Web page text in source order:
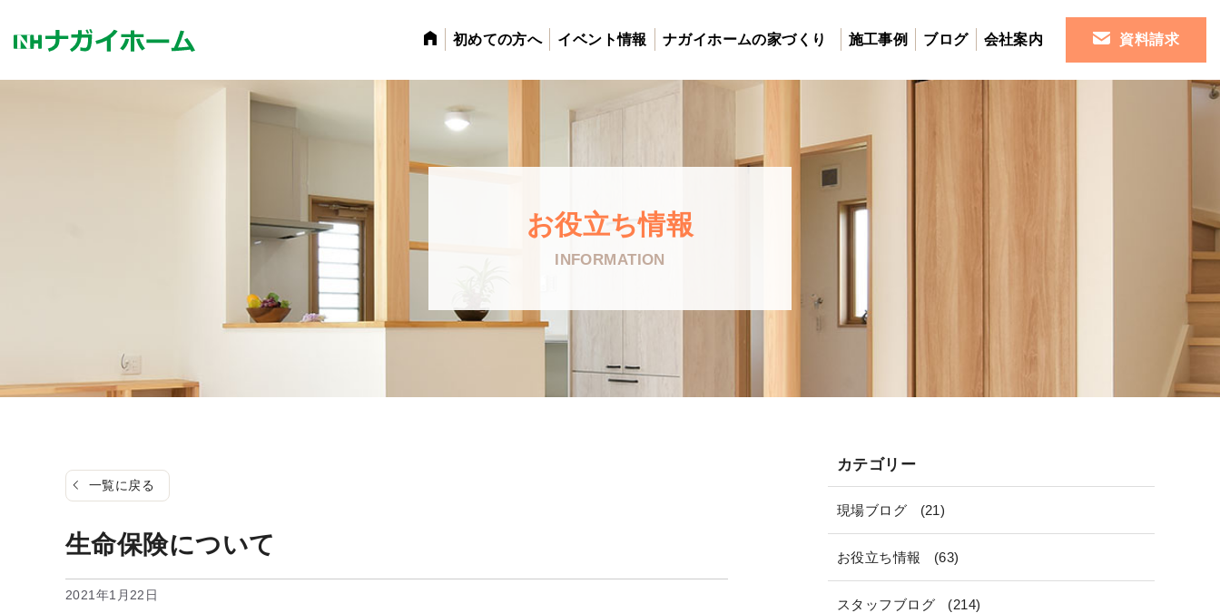
ン
初めての方へ イベント情報 ナガイホームの家づくり 施工事例 ブログ 会社案内 資料請求
お役立ち情報
INFORMATION
一覧に戻る
生命保険について
2021年1月22日
カテゴリー
現場ブログ (21)
お役立ち情報 (63)
スタッフブログ (214)